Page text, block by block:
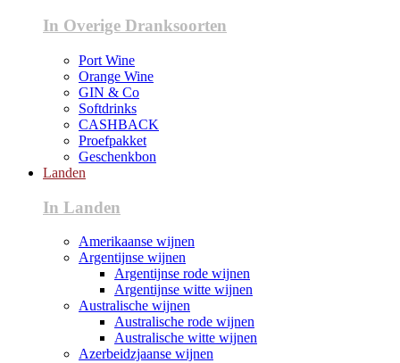
In Overige Dranksoorten
Port Wine
Orange Wine
GIN & Co
Softdrinks
CASHBACK
Proefpakket
Geschenkbon
Landen
In Landen
Amerikaanse wijnen
Argentijnse wijnen
Argentijnse rode wijnen
Argentijnse witte wijnen
Australische wijnen
Australische rode wijnen
Australische witte wijnen
Azerbeidzjaanse wijnen